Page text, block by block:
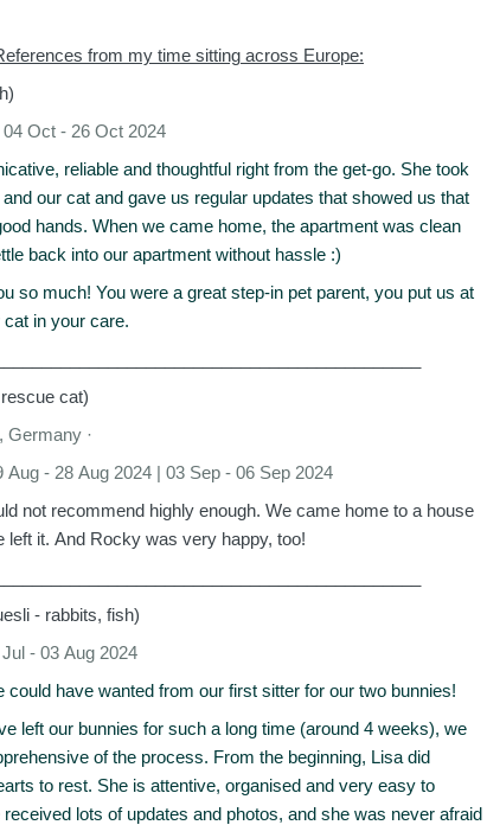
from my time sitting across Europe:
Oct - 26 Oct 2024
reliable and thoughtful right from the get-go. She took
our cat and gave us regular updates that showed us that
hands. When we came home, the apartment was clean
back into our apartment without hassle :)
so much! You were a great step-in pet parent, you put us at
in your care.
cat)
Germany ·
Aug - 28 Aug 2024 | 03 Sep - 06 Sep 2024
not recommend highly enough. We came home to a house
left it. And Rocky was very happy, too!
- rabbits, fish)
- 03 Aug 2024
could have wanted from our first sitter for our two bunnies!
left our bunnies for such a long time (around 4 weeks), we
of the process. From the beginning, Lisa did
to rest. She is attentive, organised and very easy to
lots of updates and photos, and she was never afraid